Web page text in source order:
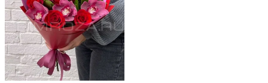
избранное сравнить